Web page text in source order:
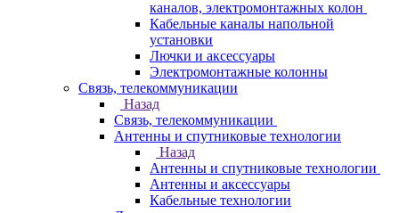
каналов, электромонтажных колон
Кабельные каналы напольной
установки
Лючки и аксессуары
Электромонтажные колонны
Связь, телекоммуникации
Назад
Связь, телекоммуникации
Антенны и спутниковые технологии
Назад
Антенны и спутниковые технологии
Антенны и аксессуары
Кабельные технологии